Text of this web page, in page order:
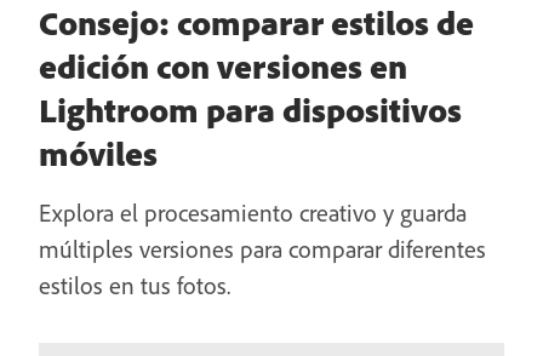
Consejo: comparar estilos de
edición con versiones en
Lightroom para dispositivos
móviles
Explora el procesamiento creativo y guarda
múltiples versiones para comparar diferentes
estilos en tus fotos.